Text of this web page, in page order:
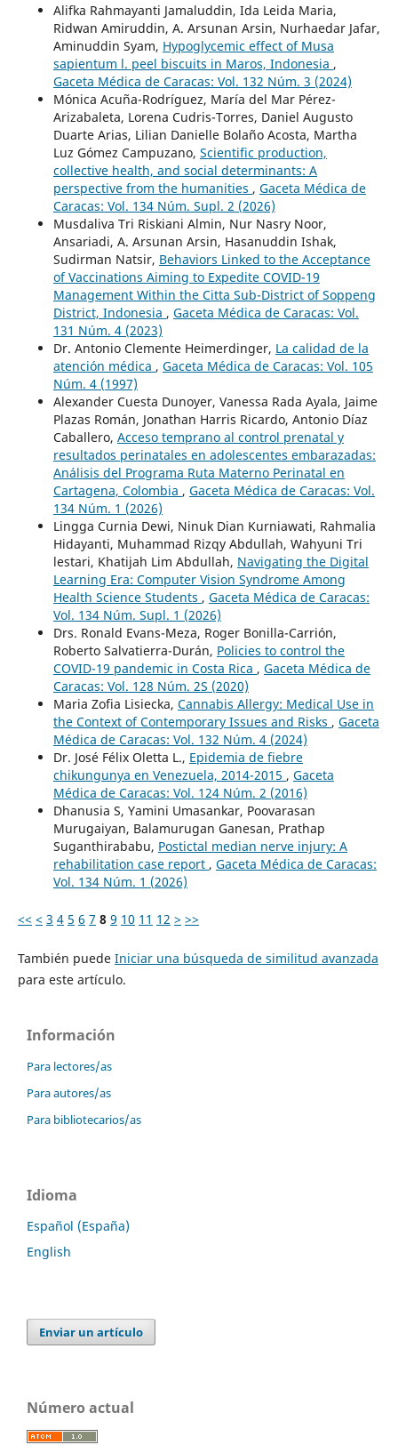
Alifka Rahmayanti Jamaluddin, Ida Leida Maria,
Ridwan Amiruddin, A. Arsunan Arsin, Nurhaedar Jafar,
Aminuddin Syam, Hypoglycemic effect of Musa
sapientum l. peel biscuits in Maros, Indonesia ,
Gaceta Médica de Caracas: Vol. 132 Núm. 3 (2024)
Mónica Acuña-Rodríguez, María del Mar Pérez-
Arizabaleta, Lorena Cudris-Torres, Daniel Augusto
Duarte Arias, Lilian Danielle Bolaño Acosta, Martha
Luz Gómez Campuzano, Scientific production,
collective health, and social determinants: A
perspective from the humanities , Gaceta Médica de
Caracas: Vol. 134 Núm. Supl. 2 (2026)
Musdaliva Tri Riskiani Almin, Nur Nasry Noor,
Ansariadi, A. Arsunan Arsin, Hasanuddin Ishak,
Sudirman Natsir, Behaviors Linked to the Acceptance
of Vaccinations Aiming to Expedite COVID-19
Management Within the Citta Sub-District of Soppeng
District, Indonesia , Gaceta Médica de Caracas: Vol.
131 Núm. 4 (2023)
Dr. Antonio Clemente Heimerdinger, La calidad de la
atención médica , Gaceta Médica de Caracas: Vol. 105
Núm. 4 (1997)
Alexander Cuesta Dunoyer, Vanessa Rada Ayala, Jaime
Plazas Román, Jonathan Harris Ricardo, Antonio Díaz
Caballero, Acceso temprano al control prenatal y
resultados perinatales en adolescentes embarazadas:
Análisis del Programa Ruta Materno Perinatal en
Cartagena, Colombia , Gaceta Médica de Caracas: Vol.
134 Núm. 1 (2026)
Lingga Curnia Dewi, Ninuk Dian Kurniawati, Rahmalia
Hidayanti, Muhammad Rizqy Abdullah, Wahyuni Tri
lestari, Khatijah Lim Abdullah, Navigating the Digital
Learning Era: Computer Vision Syndrome Among
Health Science Students , Gaceta Médica de Caracas:
Vol. 134 Núm. Supl. 1 (2026)
Drs. Ronald Evans-Meza, Roger Bonilla-Carrión,
Roberto Salvatierra-Durán, Policies to control the
COVID-19 pandemic in Costa Rica , Gaceta Médica de
Caracas: Vol. 128 Núm. 2S (2020)
Maria Zofia Lisiecka, Cannabis Allergy: Medical Use in
the Context of Contemporary Issues and Risks , Gaceta
Médica de Caracas: Vol. 132 Núm. 4 (2024)
Dr. José Félix Oletta L., Epidemia de fiebre
chikungunya en Venezuela, 2014-2015 , Gaceta
Médica de Caracas: Vol. 124 Núm. 2 (2016)
Dhanusia S, Yamini Umasankar, Poovarasan
Murugaiyan, Balamurugan Ganesan, Prathap
Suganthirababu, Postictal median nerve injury: A
rehabilitation case report , Gaceta Médica de Caracas:
Vol. 134 Núm. 1 (2026)
<< < 3 4 5 6 7 8 9 10 11 12 > >>
También puede Iniciar una búsqueda de similitud avanzada
para este artículo.
Información
Para lectores/as
Para autores/as
Para bibliotecarios/as
Idioma
Español (España)
English
Enviar un artículo
Número actual